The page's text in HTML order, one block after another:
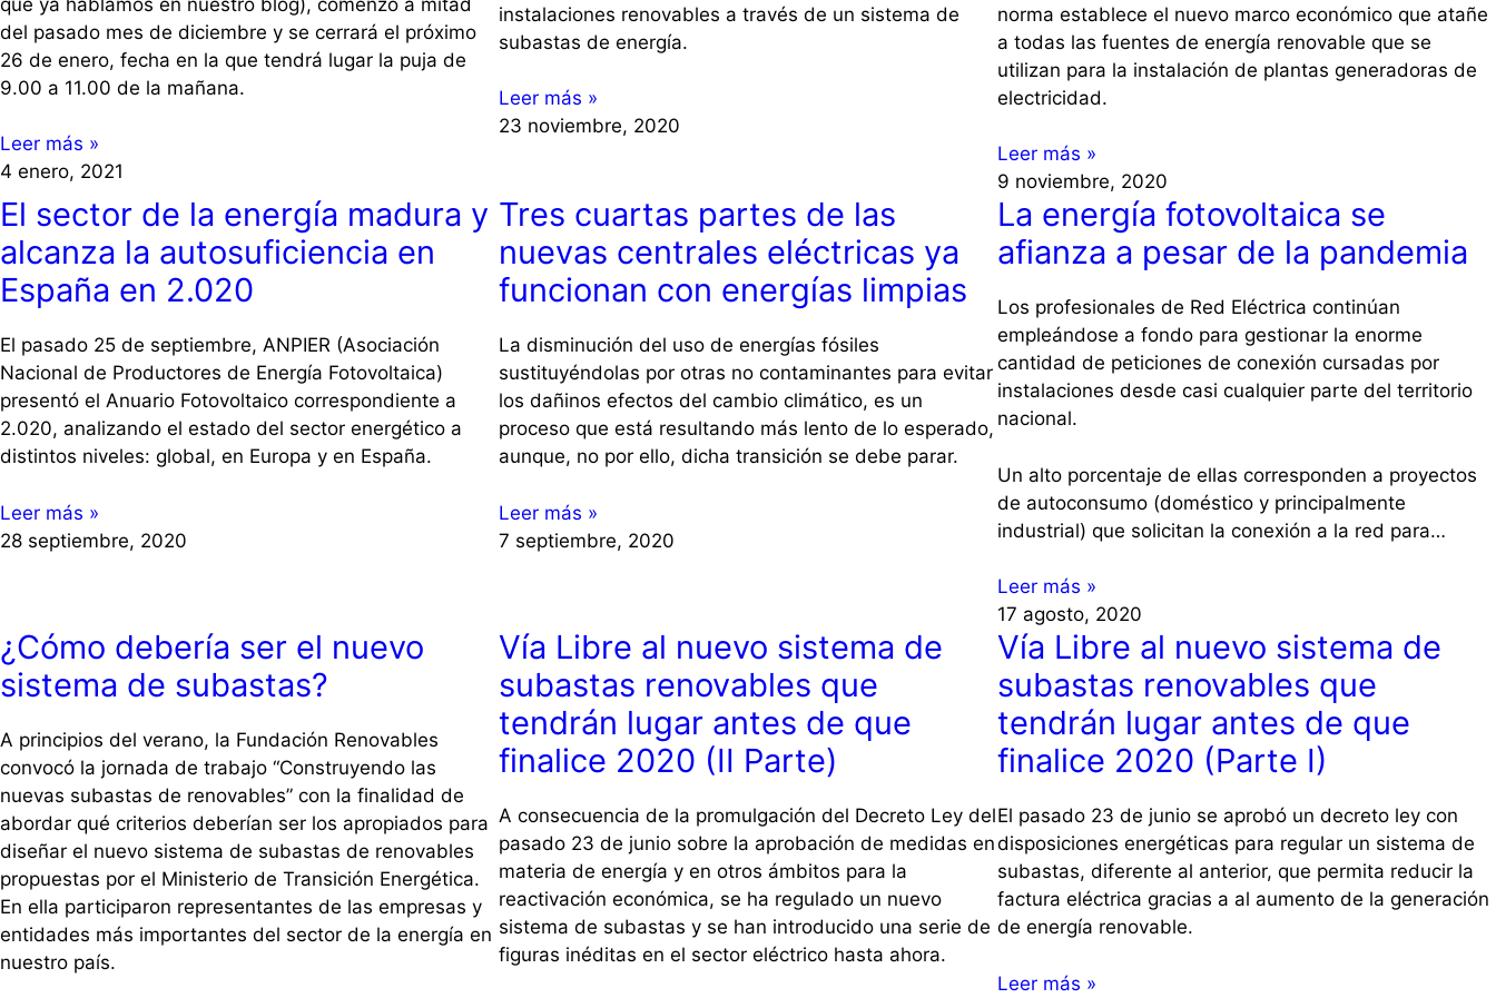
del pasado mes de diciembre y se cerrará el próximo
26 de enero, fecha en la que tendrá lugar la puja de
9.00 a 11.00 de la mañana.
Leer más »
4 enero, 2021
instalaciones renovables a través de un sistema de
subastas de energía.
Leer más »
23 noviembre, 2020
norma establece el nuevo marco económico que atañe
a todas las fuentes de energía renovable que se
utilizan para la instalación de plantas generadoras de
electricidad.
Leer más »
9 noviembre, 2020
El sector de la energía madura y
alcanza la autosuficiencia en
España en 2.020
El pasado 25 de septiembre, ANPIER (Asociación
Nacional de Productores de Energía Fotovoltaica)
presentó el Anuario Fotovoltaico correspondiente a
2.020, analizando el estado del sector energético a
distintos niveles: global, en Europa y en España.
Leer más »
28 septiembre, 2020
Tres cuartas partes de las
nuevas centrales eléctricas ya
funcionan con energías limpias
La disminución del uso de energías fósiles
sustituyéndolas por otras no contaminantes para evitar
los dañinos efectos del cambio climático, es un
proceso que está resultando más lento de lo esperado,
aunque, no por ello, dicha transición se debe parar.
Leer más »
7 septiembre, 2020
La energía fotovoltaica se
afianza a pesar de la pandemia
Los profesionales de Red Eléctrica continúan
empleándose a fondo para gestionar la enorme
cantidad de peticiones de conexión cursadas por
instalaciones desde casi cualquier parte del territorio
nacional.
Un alto porcentaje de ellas corresponden a proyectos
de autoconsumo (doméstico y principalmente
industrial) que solicitan la conexión a la red para…
Leer más »
17 agosto, 2020
¿Cómo debería ser el nuevo
sistema de subastas?
A principios del verano, la Fundación Renovables
convocó la jornada de trabajo “Construyendo las
nuevas subastas de renovables” con la finalidad de
abordar qué criterios deberían ser los apropiados para
diseñar el nuevo sistema de subastas de renovables
propuestas por el Ministerio de Transición Energética.
En ella participaron representantes de las empresas y
entidades más importantes del sector de la energía en
nuestro país.
Vía Libre al nuevo sistema de
subastas renovables que
tendrán lugar antes de que
finalice 2020 (II Parte)
A consecuencia de la promulgación del Decreto Ley del
pasado 23 de junio sobre la aprobación de medidas en
materia de energía y en otros ámbitos para la
reactivación económica, se ha regulado un nuevo
sistema de subastas y se han introducido una serie de
figuras inéditas en el sector eléctrico hasta ahora.
Vía Libre al nuevo sistema de
subastas renovables que
tendrán lugar antes de que
finalice 2020 (Parte I)
El pasado 23 de junio se aprobó un decreto ley con
disposiciones energéticas para regular un sistema de
subastas, diferente al anterior, que permita reducir la
factura eléctrica gracias a al aumento de la generación
de energía renovable.
Leer más »